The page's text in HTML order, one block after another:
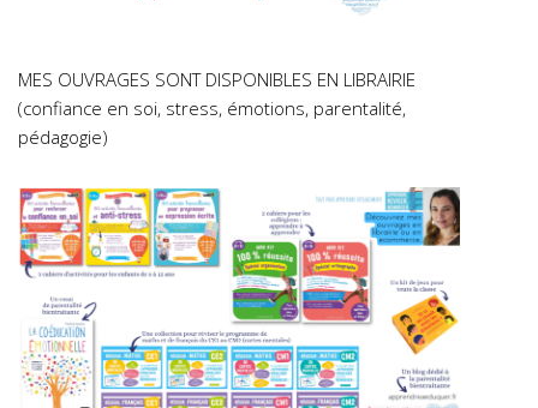
MES OUVRAGES SONT DISPONIBLES EN LIBRAIRIE
(confiance en soi, stress, émotions, parentalité,
pédagogie)